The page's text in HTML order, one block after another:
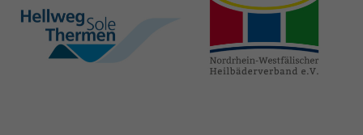
hellweg-sole-
thermen.de
heilbaeder.de